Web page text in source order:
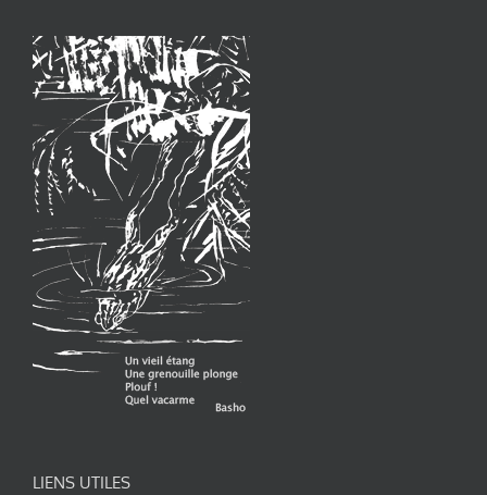
LIENS UTILES